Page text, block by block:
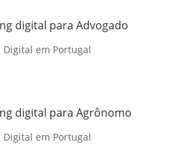
digital para Advogado
em Portugal
digital para Agrônomo
em Portugal